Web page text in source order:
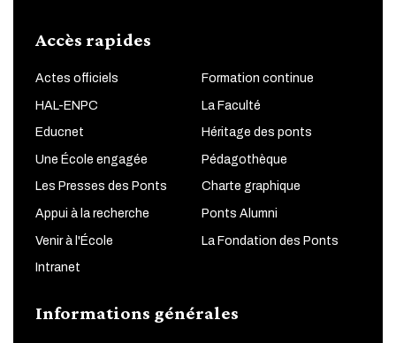
Accès rapides
Actes officiels Formation continue
HAL-ENPC La Faculté
Educnet Héritage des ponts
Une École engagée Pédagothèque
Les Presses des Ponts Charte graphique
Appui à la recherche Ponts Alumni
Venir à l'École La Fondation des Ponts
Intranet
Informations générales